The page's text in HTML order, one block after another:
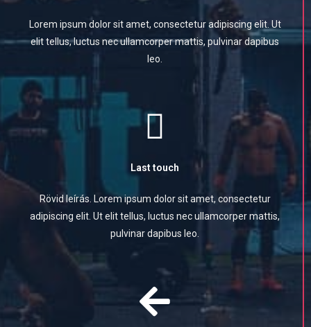
Lorem ipsum dolor sit amet, consectetur adipiscing elit. Ut
elit tellus, luctus nec ullamcorper mattis, pulvinar dapibus
leo.
Last touch
Rövid leírás. Lorem ipsum dolor sit amet, consectetur
adipiscing elit. Ut elit tellus, luctus nec ullamcorper mattis,
pulvinar dapibus leo.